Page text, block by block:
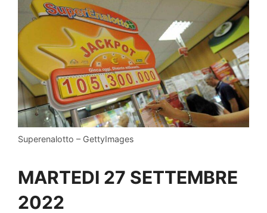
Superenalotto – GettyImages
MARTEDI 27 SETTEMBRE
2022